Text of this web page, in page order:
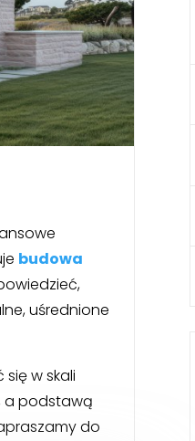
budowa
uśrednione
w skali
a podstawą
do